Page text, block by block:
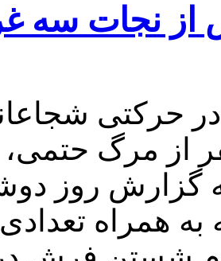
از نجات سه
حرکتی
از مرگ حتمی،
روز
19ساله که به همراه